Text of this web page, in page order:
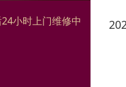
小时上门维修中